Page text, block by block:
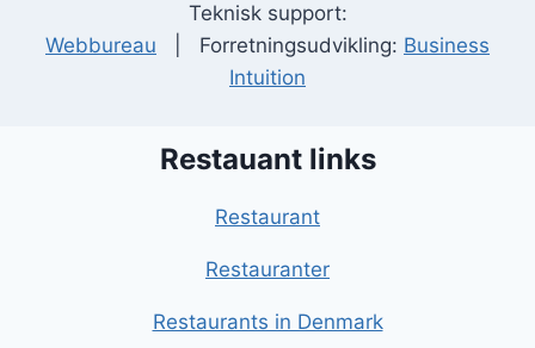
Teknisk support:
Webbureau | Forretningsudvikling: Business
Intuition
Restauant links
Restaurant
Restauranter
Restaurants in Denmark